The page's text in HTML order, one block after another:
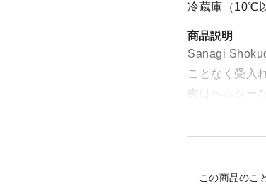
冷蔵庫（10℃
商品説明
Sanagi
ことなく受入
肉はヘルシー
した。食べ出
この商品のこ